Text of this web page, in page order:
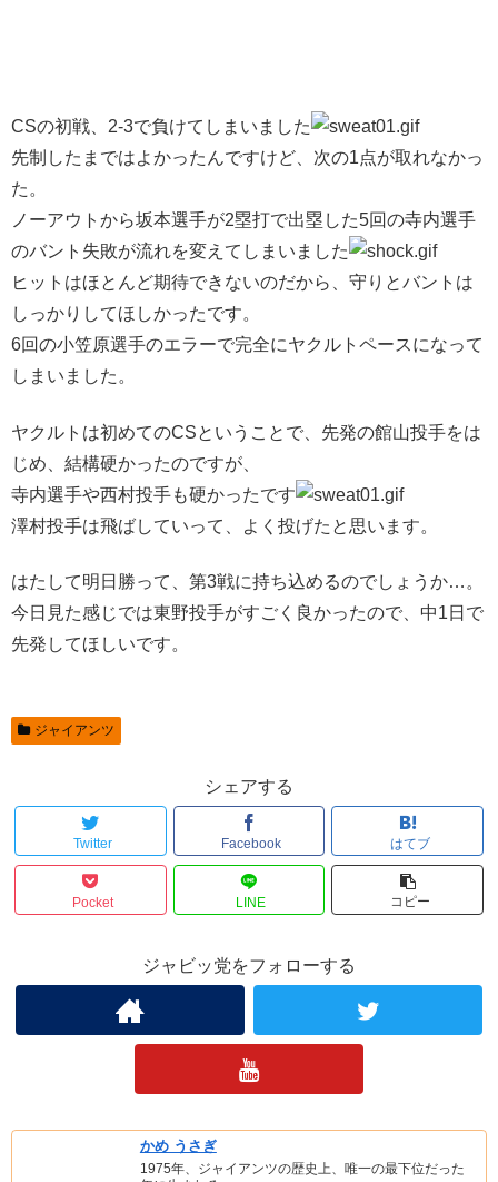
CSの初戦、2-3で負けてしまいました
先制したまではよかったんですけど、次の1点が取れなかっ
た。
ノーアウトから坂本選手が2塁打で出塁した5回の寺内選手
のバント失敗が流れを変えてしまいました
ヒットはほとんど期待できないのだから、守りとバントは
しっかりしてほしかったです。
6回の小笠原選手のエラーで完全にヤクルトペースになって
しまいました。
ヤクルトは初めてのCSということで、先発の館山投手をは
じめ、結構硬かったのですが、
寺内選手や西村投手も硬かったです
澤村投手は飛ばしていって、よく投げたと思います。
はたして明日勝って、第3戦に持ち込めるのでしょうか…。
今日見た感じでは東野投手がすごく良かったので、中1日で
先発してほしいです。
ジャイアンツ
シェアする
Twitter Facebook はてブ
Pocket LINE コピー
ジャビッ党をフォローする
かめ うさぎ
1975年、ジャイアンツの歴史上、唯一の最下位だった